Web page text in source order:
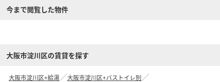
今まで閲覧した物件
大阪市淀川区の賃貸を探す
大阪市淀川区+給湯
大阪市淀川区+バストイレ別